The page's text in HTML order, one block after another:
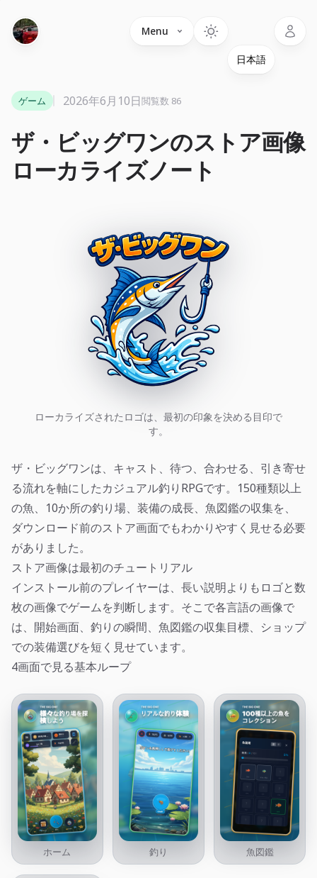
Menu
ザ・ビッグワンのストア画像
ローカライズノート
ゲーム 2026年6月10日閲覧数 86
ローカライズされたロゴは、最初の印象を決める目印で
す。
ザ・ビッグワンは、キャスト、待つ、合わせる、引き寄せ
る流れを軸にしたカジュアル釣りRPGです。150種類以上
の魚、10か所の釣り場、装備の成長、魚図鑑の収集を、
ダウンロード前のストア画面でもわかりやすく見せる必要
がありました。
ストア画像は最初のチュートリアル
インストール前のプレイヤーは、長い説明よりもロゴと数
枚の画像でゲームを判断します。そこで各言語の画像で
は、開始画面、釣りの瞬間、魚図鑑の収集目標、ショップ
での装備選びを短く見せています。
4画面で見る基本ループ
ホーム 釣り 魚図鑑